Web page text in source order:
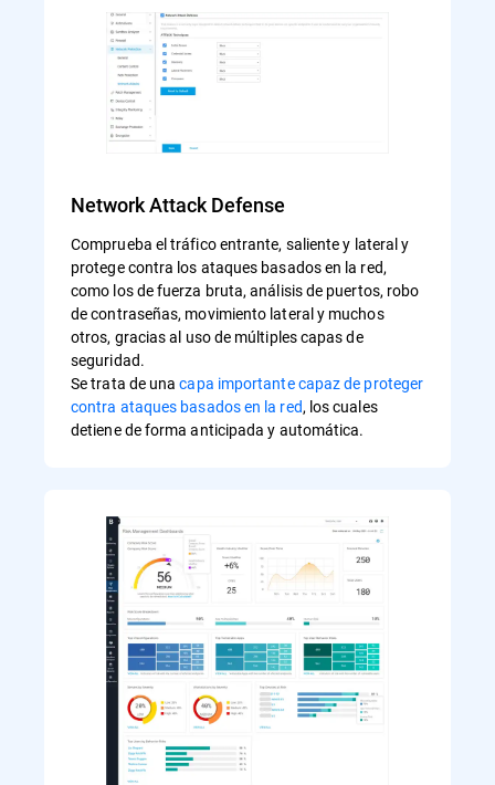
Network Attack Defense
Comprueba el tráfico entrante, saliente y lateral y
protege contra los ataques basados en la red,
como los de fuerza bruta, análisis de puertos, robo
de contraseñas, movimiento lateral y muchos
otros, gracias al uso de múltiples capas de
seguridad.
Se trata de unacapa importante capaz de proteger
contra ataques basados en la red, los cuales
detiene de forma anticipada y automática.